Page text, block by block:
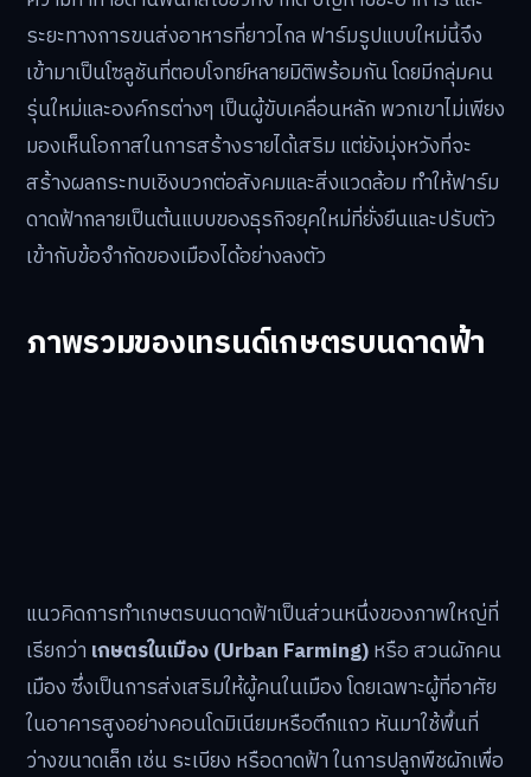
ระยะทางการขนส่งอาหารที่ยาวไกล ฟาร์มรูปแบบใหม่นี้จึง
เข้ามาเป็นโซลูชันที่ตอบโจทย์หลายมิติพร้อมกัน โดยมีกลุ่มคน
รุ่นใหม่และองค์กรต่างๆ เป็นผู้ขับเคลื่อนหลัก พวกเขาไม่เพียง
มองเห็นโอกาสในการสร้างรายได้เสริม แต่ยังมุ่งหวังที่จะ
สร้างผลกระทบเชิงบวกต่อสังคมและสิ่งแวดล้อม ทำให้ฟาร์ม
ดาดฟ้ากลายเป็นต้นแบบของธุรกิจยุคใหม่ที่ยั่งยืนและปรับตัว
เข้ากับข้อจำกัดของเมืองได้อย่างลงตัว
ภาพรวมของเทรนด์เกษตรบนดาดฟ้า
แนวคิดการทำเกษตรบนดาดฟ้าเป็นส่วนหนึ่งของภาพใหญ่ที่
เรียกว่า เกษตรในเมือง (Urban Farming)หรือ สวนผักคน
เมือง ซึ่งเป็นการส่งเสริมให้ผู้คนในเมือง โดยเฉพาะผู้ที่อาศัย
ในอาคารสูงอย่างคอนโดมิเนียมหรือตึกแถว หันมาใช้พื้นที่
ว่างขนาดเล็ก เช่น ระเบียง หรือดาดฟ้า ในการปลูกพืชผักเพื่อ